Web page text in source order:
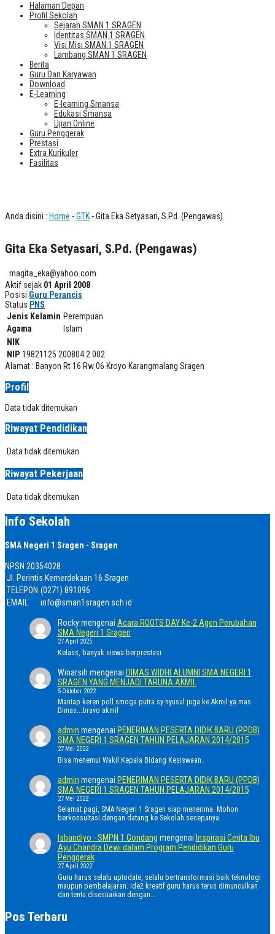
Halaman Depan
Profil Sekolah
Sejarah SMAN 1 SRAGEN
Identitas SMAN 1 SRAGEN
Visi Misi SMAN 1 SRAGEN
Lambang SMAN 1 SRAGEN
Berita
Guru Dan Karyawan
Download
E-Learning
E-learning Smansa
Edukasi Smansa
Ujian Online
Guru Penggerak
Prestasi
Extra Kurikuler
Fasilitas
Anda disini : Home -GTK - Gita Eka Setyasari, S.Pd. (Pengawas)
Gita Eka Setyasari, S.Pd. (Pengawas)
magita_eka@yahoo.com
Aktif sejak 01 April 2008
Posisi Guru Perancis
Status PNS
Jenis Kelamin Perempuan
Agama
Islam
NIK
NIP 19821125 200804 2 002
Alamat : Banyon Rt 16 Rw 06 Kroyo Karangmalang Sragen
Profil
Data tidak ditemukan
Riwayat Pendidikan
Data tidak ditemukan
Riwayat Pekerjaan
Data tidak ditemukan
Info Sekolah
SMA Negeri 1 Sragen - Sragen
NPSN 20354028
Jl. Perintis Kemerdekaan 16 Sragen
TELEPON (0271) 891096
EMAIL
info@sman1sragen.sch.id
Rockymengenai Acara ROOTS DAY Ke-2 Agen Perubahan
SMA Negeri 1 Sragen
27 April 2025
Kelass, banyak siswa berprestasi
Winarsih mengenai DIMAS WIDHI ALUMNI SMA NEGERI 1
SRAGEN YANG MENJADI TARUNA AKMIL
5 Oktober 2022
Mantap keren poll smoga putra sy nyusul juga ke Akmil ya mas
Dimas...bravo akmil
admin mengenai PENERIMAN PESERTA DIDIK BARU (PPDB)
SMA NEGERI 1 SRAGEN TAHUN PELAJARAN 2014/2015
27 Mei 2022
Bisa menemui Wakil Kepala Bidang Kesiswaan.
admin mengenai PENERIMAN PESERTA DIDIK BARU (PPDB)
SMA NEGERI 1 SRAGEN TAHUN PELAJARAN 2014/2015
27 Mei 2022
Selamat pagi, SMA Negeri 1 Sragen siap menerima. Mohon
berkonsultasi dengan datang ke Sekolah secepanya.
Isbandiyo - SMPN 1 Gondang mengenai Inspirasi Cerita Ibu
Ayu Chandra Dewi dalam Program Pendidikan Guru
Penggerak
27 April 2022
Guru harus selalu uptodate, selalu bertransformasi baik teknologi
maupun pembelajaran. Ide2 kreatif guru harus terus dimunculkan
dan tentu disesuaikan dengan…
Pos Terbaru